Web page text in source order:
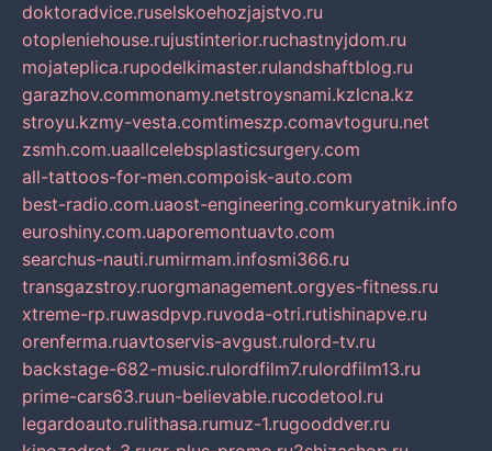
doktoradvice.ruselskoehozjajstvo.ru
otopleniehouse.rujustinterior.ruchastnyjdom.ru
mojateplica.rupodelkimaster.rulandshaftblog.ru
garazhov.commonamy.netstroysnami.kzlcna.kz
stroyu.kzmy-vesta.comtimeszp.comavtoguru.net
zsmh.com.uaallcelebsplasticsurgery.com
all-tattoos-for-men.compoisk-auto.com
best-radio.com.uaost-engineering.comkuryatnik.info
euroshiny.com.uaporemontuavto.com
searchus-nauti.rumirmam.infosmi366.ru
transgazstroy.ruorgmanagement.orgyes-fitness.ru
xtreme-rp.ruwasdpvp.ruvoda-otri.rutishinapve.ru
orenferma.ruavtoservis-avgust.rulord-tv.ru
backstage-682-music.rulordfilm7.rulordfilm13.ru
prime-cars63.ruun-believable.rucodetool.ru
legardoauto.rulithasa.rumuz-1.rugooddver.ru